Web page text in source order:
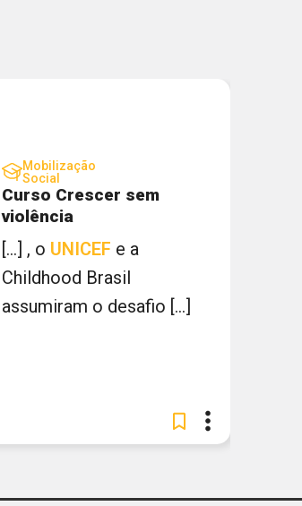
Mobilização
Social
Curso Crescer sem
violência
[...] , o UNICEF e a
Childhood Brasil
assumiram o desafio [...]